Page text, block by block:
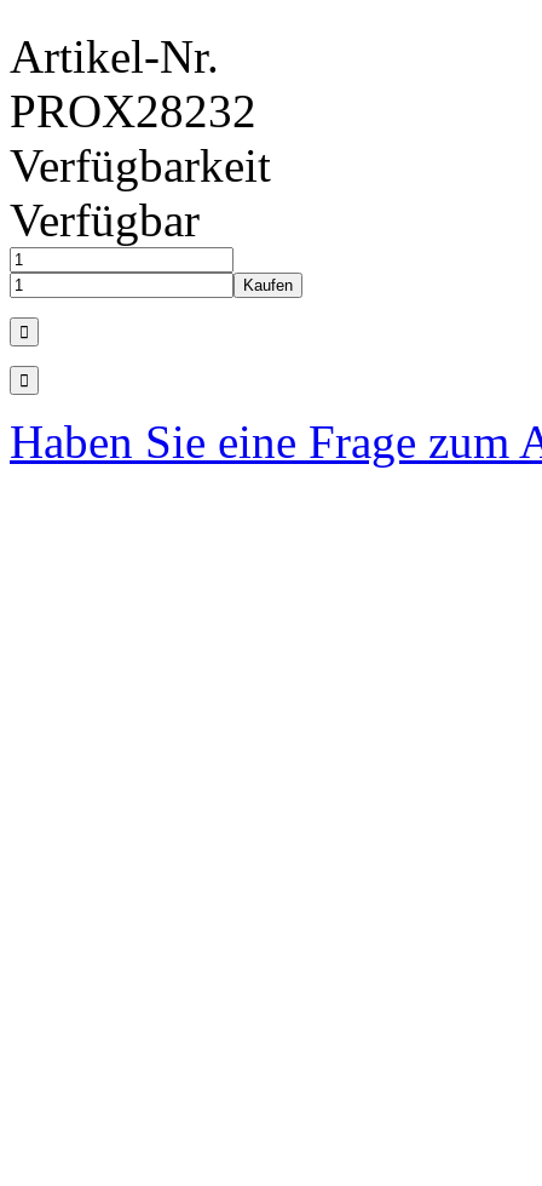
Artikel-Nr.
PROX28232
Verfügbarkeit
Verfügbar
Haben Sie eine Frage zum